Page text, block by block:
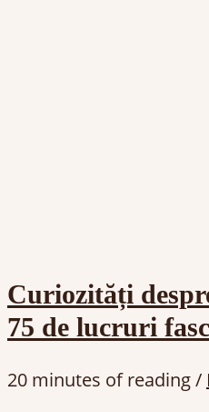
Curiozități
75 de lucruri
20 minutes of reading/